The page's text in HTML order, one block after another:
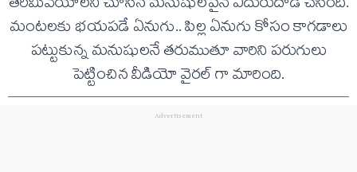
మంటలకు భయపడే ఏనుగు.. పిల్ల ఏనుగు కోసం కాగడాలు
పట్టుకున్న మనుషులనే తరుముతూ వారిని పరుగులు
పెట్టించిన వీడియో వైరల్ గా మారింది.